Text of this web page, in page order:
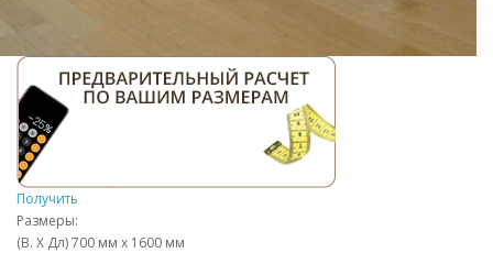
Получить
Размеры:
(В. Х Дл) 700 мм x 1600 мм